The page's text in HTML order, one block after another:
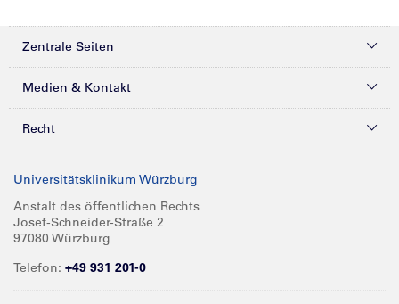
Zentrale Seiten
Kliniken & Zentren
Forschung
Karriere
Medien & Kontakt
Presse
Glossar
Spenden
Recht
Compliance
Impressum
Barrierefreiheit
Universitätsklinikum Würzburg
Anstalt des öffentlichen Rechts
Josef-Schneider-Straße 2
97080 Würzburg
Telefon: +49 931 201-0